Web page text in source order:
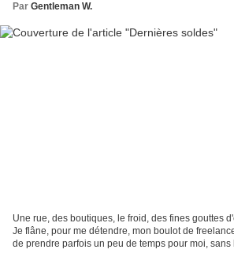
Par Gentleman W.
Une rue, des boutiques, le froid, des fines gouttes
Je flâne, pour me détendre, mon boulot de
de prendre parfois un peu de temps pour moi,